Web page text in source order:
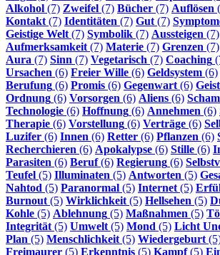
Alkohol (7) Zweifel (7) Bücher (7) Auflösen
Kontakt(7) Identitäten (7) Gut(7)
Geistige Welt(7) Symbolik (7) Aussteigen (7)
Aufmerksamkeit(7) Materie (7) Grenzen (7)
Aura (7) Sinn (7) Vegetarisch (7) Coaching
Ursachen (6) Freier Wille (6) Geldsystem (6)
Berufung (6) Promis (6) Gegenwart(6)
Ordnung (6) Vorsorgen (6) Aliens (6) Scham
Technologie (6) Hoffnung (6) Annehmen (6)
Therapie (6) Vorstellung (6) Verträge (6)
Luzifer (6) Innen (6) Retter (6) Pflanzen (6)
Recherchieren (6) Apokalypse (6) Stille (6)
Parasiten (6) Beruf(6) Regierung (6)
Teufel (5) Illuminaten (5) Antworten (5)
Nahtod (5) Paranormal (5) Internet(5)
Burnout(5) Wirklichkeit(5) Hellsehen (5)
Kohle (5) Ablehnung (5) Maßnahmen (5)
Integrität(5) Umwelt(5) Mond (5) Licht
Plan (5) Menschlichkeit(5) Wiedergeburt
Freimaurer (5) Erkenntnis (5) Kampf(5)